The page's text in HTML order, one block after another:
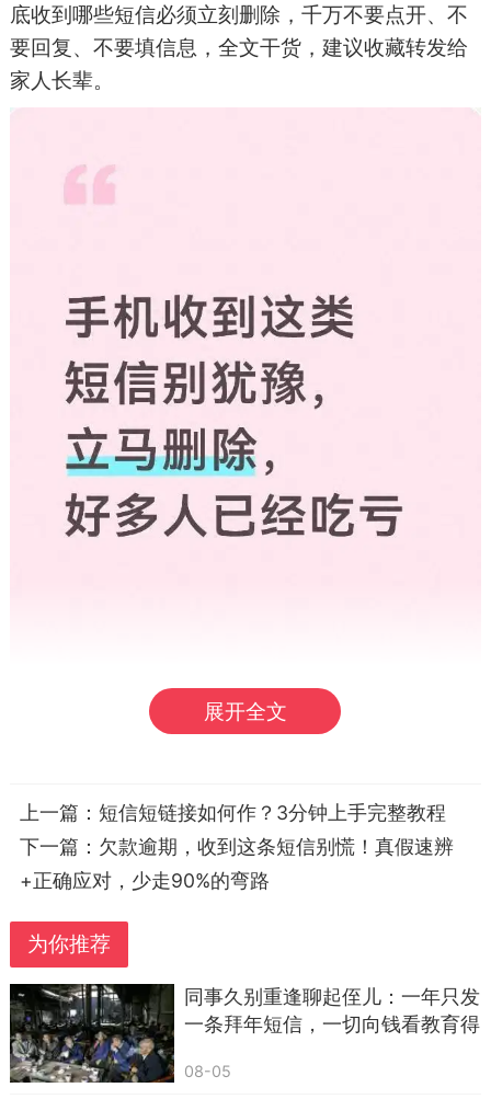
底收到哪些短信必须立刻删除，千万不要点开、不
要回复、不要填信息，全文干货，建议收藏转发给
家人长辈。
现在骗子最常用的套路，就是发短信带一串陌
生网址链接。
格式一般都是：
【顺丰快递】您的快递派送异常，请点击链接
处理：xxx.cn
【中国移动】您的套餐可免费升级，领取流量
请点：xxx.cc
展开全文
上一篇： 短信短链接如何作？3分钟上手完整教程
下一篇： 欠款逾期，收到这条短信别慌！真假速辨
+正确应对，少走90%的弯路
为你推荐
同事久别重逢聊起侄儿：一年只发
一条拜年短信，一切向钱看教育得
08-05